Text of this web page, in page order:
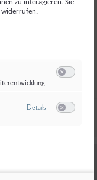
zu interagieren. Sie
widerrufen.
Detailszu Meta Pixel